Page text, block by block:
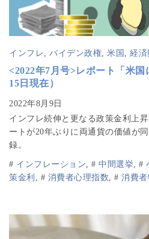
インフレ , バイデン政権, 米国 , 経済
<2022年7月号>レポート「米国
15日現在）
インフレ続伸と更なる政策金利上
ートが20年ぶりに両通貨の価値が
録。
# インフレーション, # 中間選挙, #
策金利 , # 消費者心理指数, # 消費者